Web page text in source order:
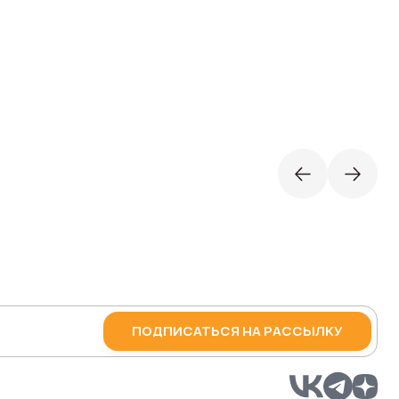
ПОДПИСАТЬСЯ НА РАССЫЛКУ